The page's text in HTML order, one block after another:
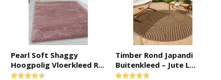
Pearl Soft Shaggy
Hoogpolig Vloerkleed R...
Timber Rond Japandi
Buitenkleed – Jute L...